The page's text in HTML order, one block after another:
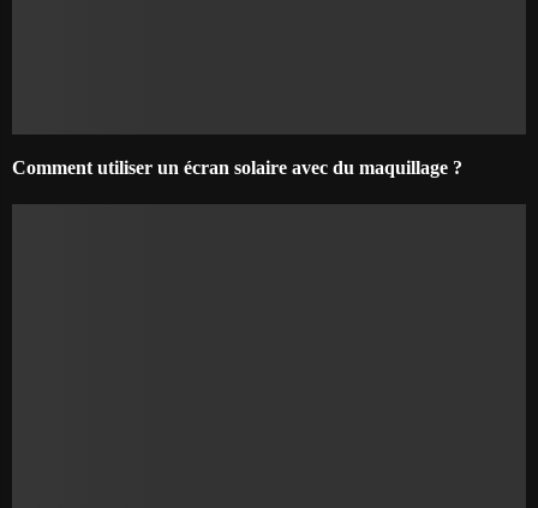
Comment utiliser un écran solaire avec du maquillage ?